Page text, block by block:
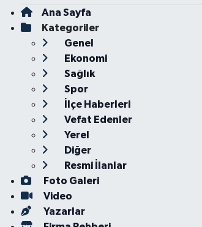
Ana Sayfa
Kategoriler
Genel
Ekonomi
Sağlık
Spor
İlçe Haberleri
Vefat Edenler
Yerel
Diğer
Resmi İlanlar
Foto Galeri
Video
Yazarlar